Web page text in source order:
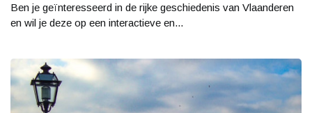
Ben je geïnteresseerd in de rijke geschiedenis van Vlaanderen
en wil je deze op een interactieve en...